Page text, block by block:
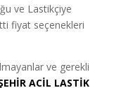
ve Lastikçiye
fiyat seçenekleri
ve gerekli
ACİL LASTİK